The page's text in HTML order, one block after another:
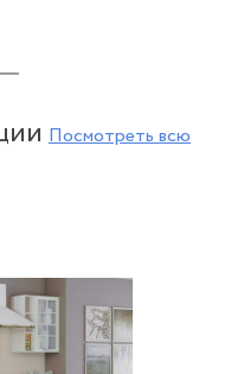
Посмотреть всю